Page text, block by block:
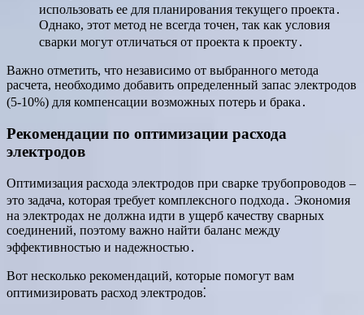
использовать ее для планирования текущего проекта․
Однако, этот метод не всегда точен, так как условия
сварки могут отличаться от проекта к проекту․
Важно отметить, что независимо от выбранного метода
расчета, необходимо добавить определенный запас электродов
(5-10%) для компенсации возможных потерь и брака․
Рекомендации по оптимизации расхода
электродов
Оптимизация расхода электродов при сварке трубопроводов –
это задача, которая требует комплексного подхода․ Экономия
на электродах не должна идти в ущерб качеству сварных
соединений, поэтому важно найти баланс между
эффективностью и надежностью․
Вот несколько рекомендаций, которые помогут вам
оптимизировать расход электродов⁚